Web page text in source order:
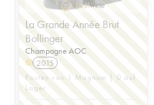
La Grande Année Brut
Bollinger
Champagne AOC
H 2015
Posten von 1 Magnum | 0 auf
Lager